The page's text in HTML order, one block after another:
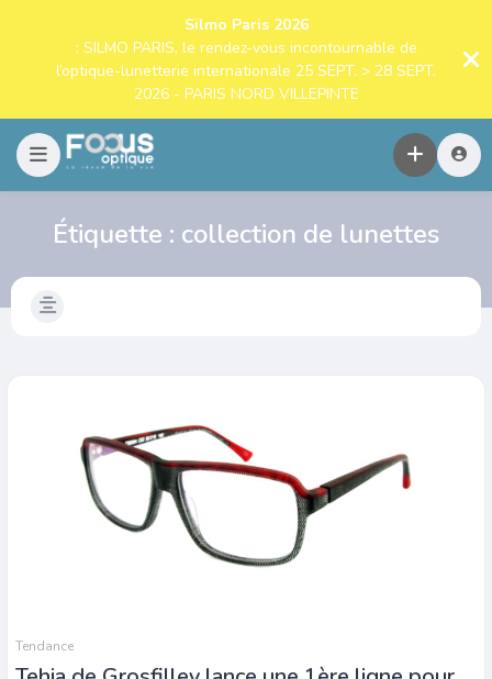
Silmo Paris 2026
: SILMO PARIS, le rendez-vous incontournable de
l’optique-lunetterie internationale 25 SEPT. > 28 SEPT.
2026 - PARIS NORD VILLEPINTE
Étiquette : collection de lunettes
Tendance